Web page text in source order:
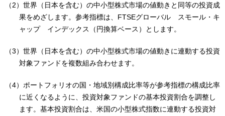
（2）世界（日本を含む）の中小型株式市場の値動きと同等の投資成
果をめざします。参考指標は、FTSEグローバル スモール・キ
ャップ インデックス（円換算ベース）とします。
（3）世界（日本を含む）の中小型株式市場の値動きに連動する投資
対象ファンドを複数組み合わせます。
（4）ポートフォリオの国・地域別構成比率等が参考指標の構成比率
に近くなるように、投資対象ファンドの基本投資割合を調整し
ます。基本投資割合は、米国の小型株式指数に連動する投資対